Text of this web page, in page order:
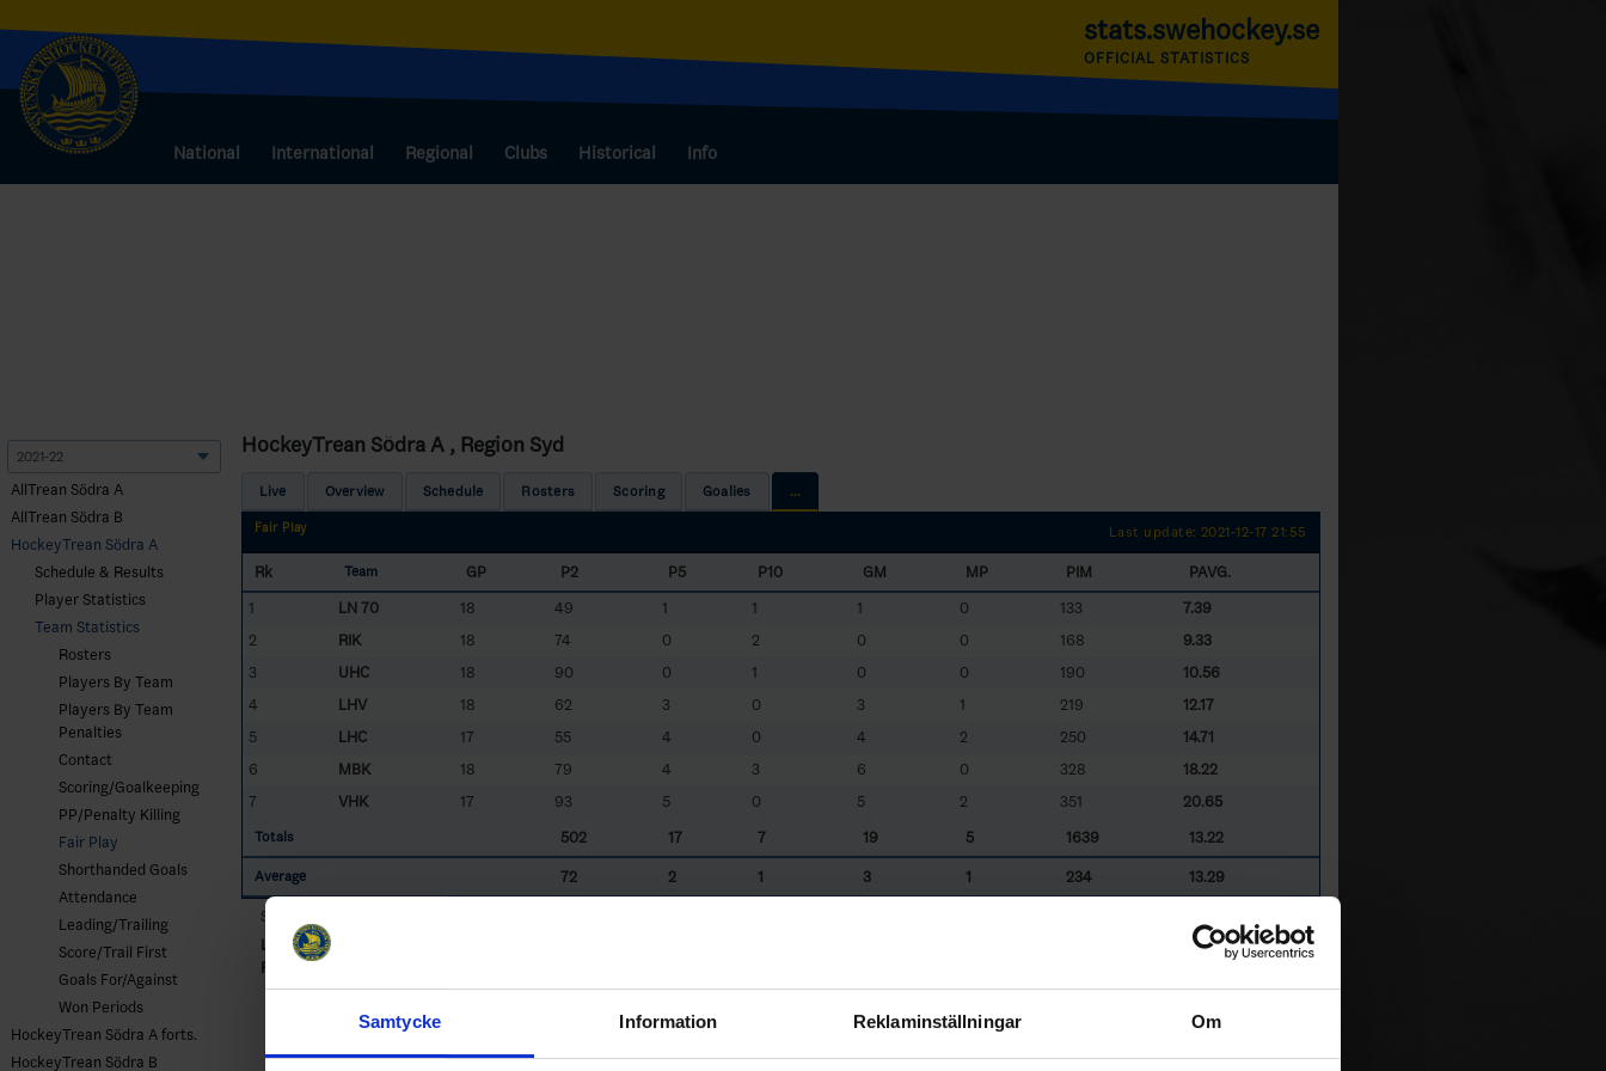
Samtycke Information Reklaminställningar Om
National International Regional Clubs Historical Info
stats.swehockey.se
OFFICIAL STATISTICS
AllTrean Södra A
AllTrean Södra B
HockeyTrean Södra A
Schedule & Results
Player Statistics
Team Statistics
Rosters
Players By Team
Players By Team
Penalties
Contact
Scoring/Goalkeeping
PP/Penalty Killing
Fair Play
Shorthanded Goals
Attendance
Leading/Trailing
Score/Trail First
Goals For/Against
Won Periods
HockeyTrean Södra A forts.
HockeyTrean Södra B
HockeyTrean Södra A , Region Syd
Live Overview Schedule Rosters Scoring Goalies ...
Fair Play Last update: 2021-12-17 21:55
Rk Team GP P2 P5 P10 GM MP PIM
PAVG.
1
LN 70 18 49 1 1 1 0 133
7.39
2
RIK 18 74 0 2 0 0 168
9.33
3
UHC 18 90 0 1 0 0 190
10.56
4
LHV 18 62 3 0 3 1 219
12.17
5
LHC 17 55 4 0 4 2 250
14.71
6
MBK 18 79 4 3 6 0 328
18.22
7
VHK 17 93 5 0 5 2 351 20.65
Totals 502 17 7 19 5 1639 13.22
Average 72 2 1 3 1 234 13.29
Sorted by lower
LHC
- Lions HC
- Munkedals BK
RIK
- Rönnängs IK